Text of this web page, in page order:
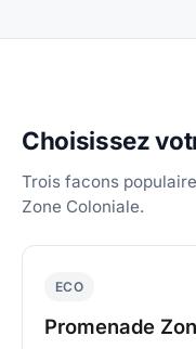
Choisissez
Trois facons
Zone Coloniale.
ECO
Promenade